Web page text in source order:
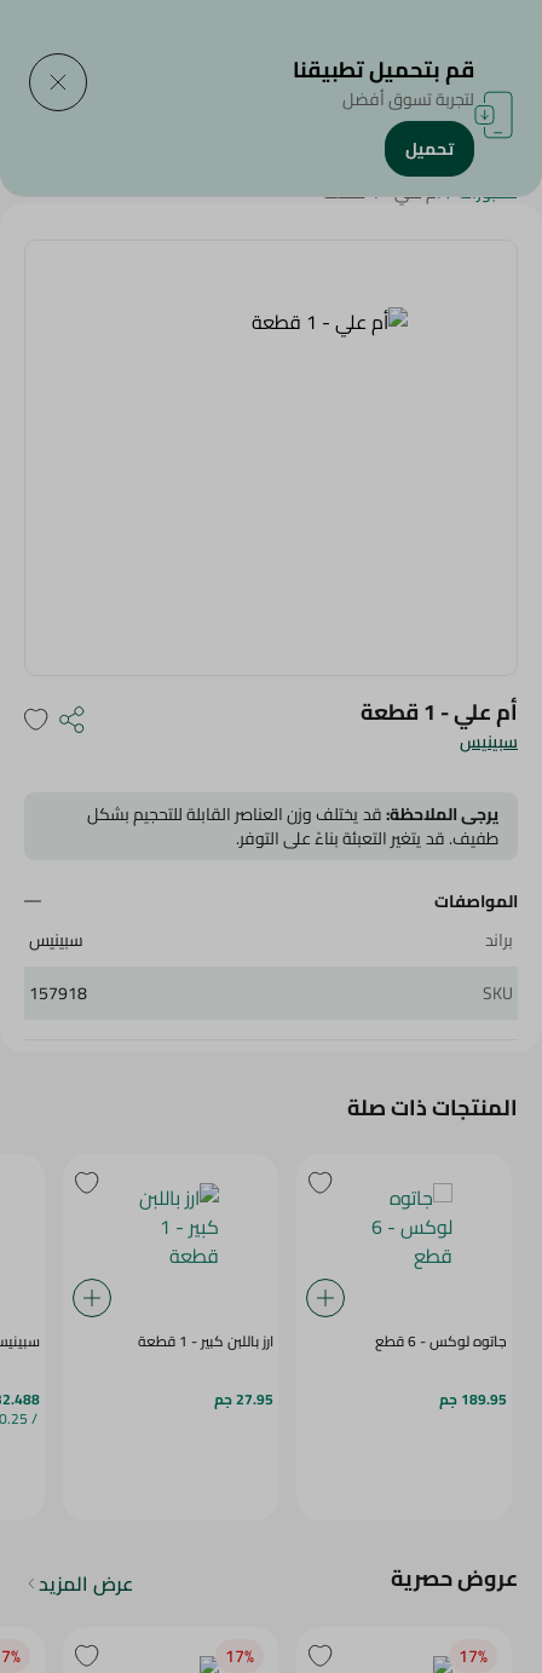
الرئيسية/منتجات سبينيس
مخبوزات/أم علي - 1 قطعة
سبينيس
أم علي - 1 قطعة
يرجى الملاحظة:قد يختلف وزن العناصر القابلة للتحجيم بشكل
طفيف. قد يتغير التعبئة بناءً على التوفر.
المواصفات
براند
سبينيس
SKU
157918
المنتجات ذات صلة
جاتوه لوكس - 6 قطع
189.95 جم
ارز باللبن كبير - 1 قطعة
27.95 جم 32.488
/ 0.25 كج
عروض حصرية عرض المزيد
17‎%‎
17‎%‎
قم بتحميل تطبيقنا
لتجربة تسوق أفضل
تحميل